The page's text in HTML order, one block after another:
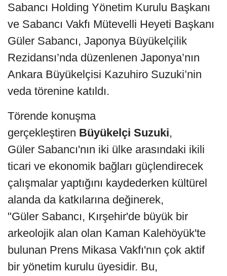
Sabancı Holding Yönetim Kurulu Başkanı
ve Sabancı Vakfı Mütevelli Heyeti Başkanı
Güler Sabancı, Japonya Büyükelçilik
Rezidansı’nda düzenlenen Japonya’nın
Ankara Büyükelçisi Kazuhiro Suzuki’nin
veda törenine katıldı.
Törende konuşma
gerçekleştiren Büyükelçi Suzuki,
Güler Sabancı'nın iki ülke arasındaki ikili
ticari ve ekonomik bağları güçlendirecek
çalışmalar yaptığını kaydederken kültürel
alanda da katkılarına değinerek,
"Güler Sabancı, Kırşehir'de büyük bir
arkeolojik alan olan Kaman Kalehöyük'te
bulunan Prens Mikasa Vakfı'nın çok aktif
bir yönetim kurulu üyesidir. Bu,